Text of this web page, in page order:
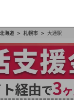
北海道 > 札幌市 > 大通駅